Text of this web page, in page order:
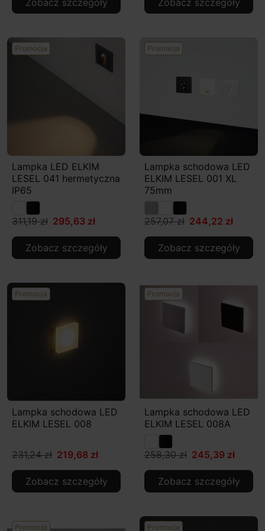
Promocja
Lampka LED ELKIM
LESEL 041 hermetyczna
IP65
311,19 zł 295,63 zł
Zobacz szczegóły
Promocja
Lampka schodowa LED
ELKIM LESEL 001 XL
75mm
257,07 zł 244,22 zł
Zobacz szczegóły
Promocja
Lampka schodowa LED
ELKIM LESEL 008
231,24 zł 219,68 zł
Zobacz szczegóły
Promocja
Lampka schodowa LED
ELKIM LESEL 008A
258,30 zł 245,39 zł
Zobacz szczegóły
Promocja Promocja